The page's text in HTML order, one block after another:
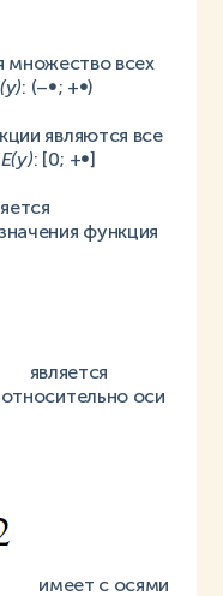
множество всех
: (–∞; +∞)
являются все
E(y): [0; +∞]
функция
является
оси
имеет с осями